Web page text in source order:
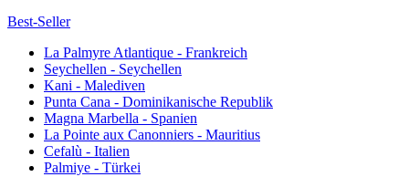
Best-Seller
La Palmyre Atlantique - Frankreich
Seychellen - Seychellen
Kani - Malediven
Punta Cana - Dominikanische Republik
Magna Marbella - Spanien
La Pointe aux Canonniers - Mauritius
Cefalù - Italien
Palmiye - Türkei